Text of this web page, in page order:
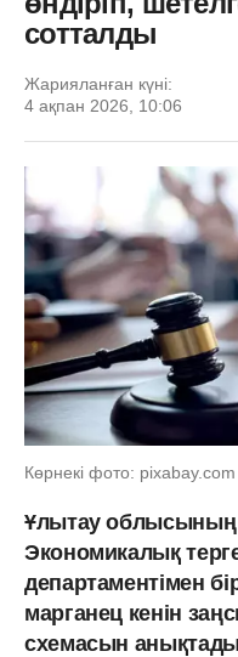
сотталды
Жарияланған күні:
4 ақпан 2026, 10:06
Көрнекі фото: pixabay.com
Ұлытау облысының
Экономикалық
департаментімен
марганец кенін
схемасын